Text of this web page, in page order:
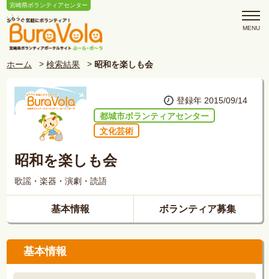
宮崎県ボランティアセンター
ホーム 検索結果 昭和を楽しも会
登録年 2015/09/14
都城市ボランティアセンター
文化芸術
昭和を楽しも会
歌謡・楽器・演劇・読語
基本情報 ボランティア募集
基本情報